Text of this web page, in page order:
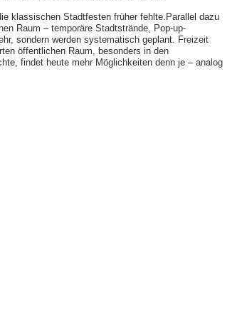
klassischen Stadtfesten früher fehlte.Parallel dazu
Raum – temporäre Stadtstrände, Pop-up-
sondern werden systematisch geplant. Freizeit
öffentlichen Raum, besonders in den
findet heute mehr Möglichkeiten denn je – analog